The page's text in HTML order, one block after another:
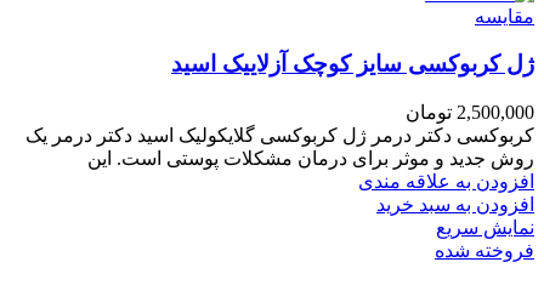
مقايسه
ژل کربوکسی سایز کوچک آزلاییک اسید
2,500,000 تومان
کربوکسی دکتر درمر ژل کربوکسی گلایکولیک اسید دکتر درمر یک
روش جدید و موثر برای درمان مشکلات پوستی است. این
افزودن به علاقه مندی
افزودن به سبد خرید
نمایش سریع
فروخته شده